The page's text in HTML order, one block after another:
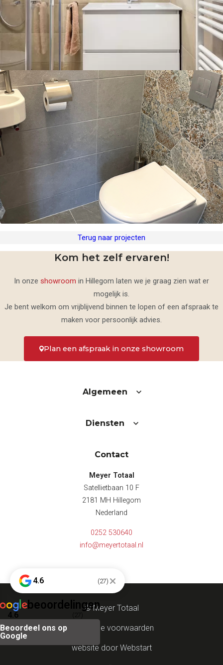
Afspraak maken
Blog
Projecten
Referenties
3D Keukenplanner
Badkamers
aanvragen
Video Wonen zonder
Doe de Toekomstklaar
Test
Veilige badkamer voor
senioren
Levensloopbestendige
keuken voor senioren
Over ons
Onze werkwijze
Ontdek onze showroom
Vacatures
Contact
Terug naar projecten
Kom het zelf ervaren!
In onze showroom in Hillegom laten we je graag zien wat er
mogelijk is.
Je bent welkom om vrijblijvend binnen te lopen of een afspraak te
maken voor persoonlijk advies.
Plan een afspraak in onze showroom
Algemeen
Diensten
Contact
Meyer Totaal
Satellietbaan 10 F
2181 MH Hillegom
Nederland
0252 530640
info@meyertotaal.nl
© Meyer Totaal
Algemene voorwaarden
website door Webstart
4.6 (27)
beoordelingen
4.6 (27)
Beoordeel ons op
Google